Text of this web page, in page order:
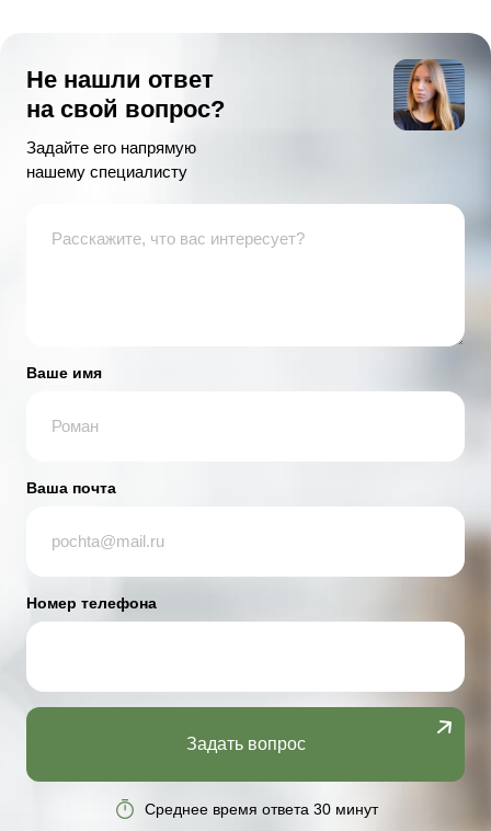
Не нашли ответ
на свой вопрос?
Задайте его напрямую
нашему специалисту
Ваше имя
Ваша почта
Номер телефона
Задать вопрос
Среднее время ответа 30 минут